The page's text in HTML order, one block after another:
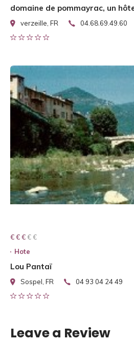
domaine de pommayrac, un
verzeille, FR 04.68.69.49.60
€ € € € €
€ € €
Hote
Lou Pantaï
Sospel, FR 04 93 04 24 49
Leave a Review